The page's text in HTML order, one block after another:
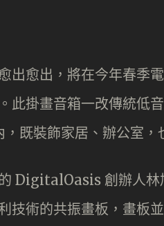
出愈出，將在今年春季
此掛畫音箱一改傳統低
既裝飾家居、辦公室，
DigitalOasis 創辦人林
技術的共振畫板，畫板